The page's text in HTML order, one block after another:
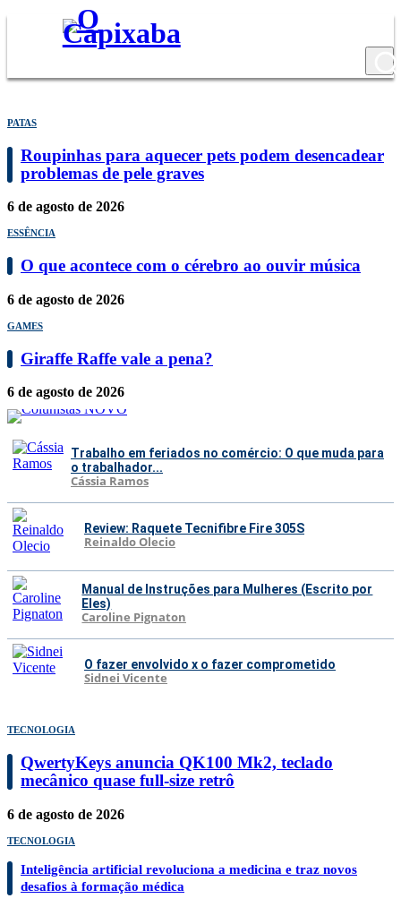
6 de agosto de 2026
PATAS
Roupinhas para aquecer pets podem desencadear
problemas de pele graves
6 de agosto de 2026
ESSÊNCIA
O que acontece com o cérebro ao ouvir música
6 de agosto de 2026
GAMES
Giraffe Raffe vale a pena?
6 de agosto de 2026
Trabalho em feriados no comércio: O que muda para
o trabalhador...
Cássia Ramos
Review: Raquete Tecnifibre Fire 305S
Reinaldo Olecio
Manual de Instruções para Mulheres (Escrito por
Eles)
Caroline Pignaton
O fazer envolvido x o fazer comprometido
Sidnei Vicente
TECNOLOGIA
QwertyKeys anuncia QK100 Mk2, teclado
mecânico quase full-size retrô
6 de agosto de 2026
TECNOLOGIA
Inteligência artificial revoluciona a medicina e traz novos
desafios à formação médica